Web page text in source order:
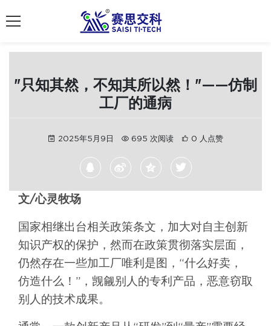
"只知其然，不知其所以然！"——仿制
工厂的通病
2025年5月9日 695 次阅读 0 人点赞
文/心灵牧场
国家相继出台相关政策条文，加大对自主创新
知识产权的保护，然而在政策贯彻落实层面，
仍然存在一些加工厂唯利是图，“什么好卖，
仿造什么！”，觊觎别人的专利产品，恶意窃取
别人的技术成果。